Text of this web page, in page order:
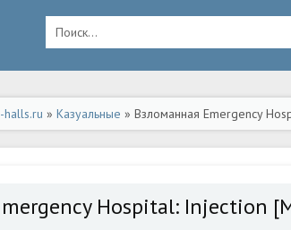
halls.ru » Казуальные » Взломанная Emergency
Hospital: Injection